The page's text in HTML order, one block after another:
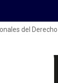
del Derecho